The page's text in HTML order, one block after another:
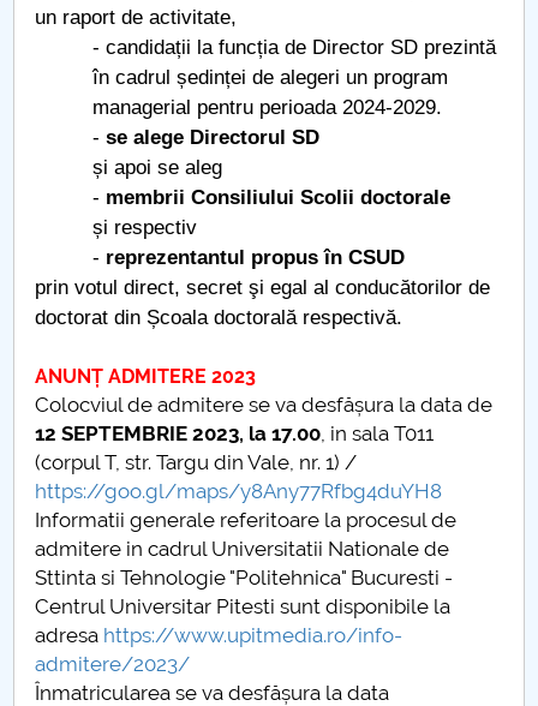
Școala Doctorală Interdisciplinară
Școala doctorală Interdisciplinară Șt. Ec, Drept și Șt
ale Ed.
Alegerile structurilor de conducere a Scolilor
Doctorale
un raport de activitate,
- candidații la funcția de Director SD prezintă
în cadrul ședinței de alegeri un program
managerial pentru perioada 2024-2029.
-se alege Directorul SD
și apoi se aleg
- membrii Consiliului Scolii doctorale
și respectiv
- reprezentantul propus în CSUD
prin votul direct, secret şi egal al conducătorilor de
doctorat din Școala doctorală respectivă.
ANUNȚ ADMITERE 2023
Colocviul de admitere se va desfășura la data de
12 SEPTEMBRIE 2023, la 17.00, in sala T011
(corpul T, str. Targu din Vale, nr. 1) /
https://goo.gl/maps/y8Any77Rfbg4duYH8
Informatii generale referitoare la procesul de
admitere in cadrul Universitatii Nationale de
Sttinta si Tehnologie "Politehnica" Bucuresti -
Centrul Universitar Pitesti sunt disponibile la
adresa https://www.upitmedia.ro/info-
admitere/2023/
Înmatricularea se va desfășura la data